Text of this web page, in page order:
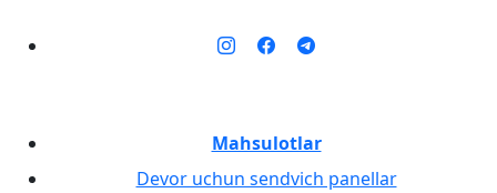
Mahsulotlar
Devor uchun sendvich panellar